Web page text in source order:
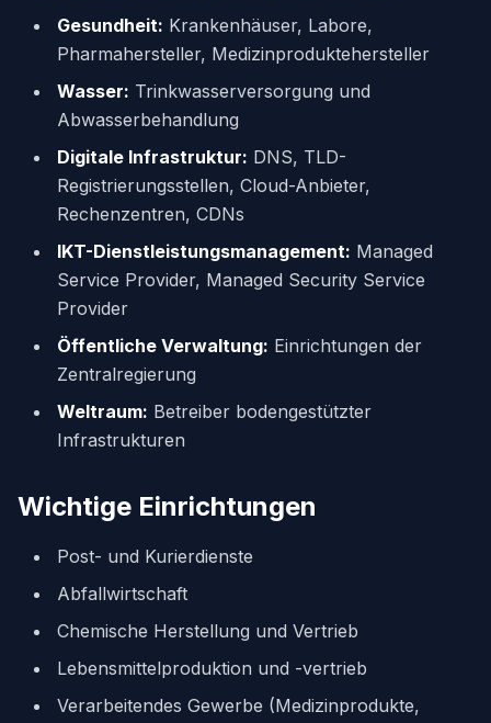
Gesundheit: Krankenhäuser, Labore,
Pharmahersteller, Medizinproduktehersteller
Wasser: Trinkwasserversorgung und
Abwasserbehandlung
Digitale Infrastruktur: DNS, TLD-
Registrierungsstellen, Cloud-Anbieter,
Rechenzentren, CDNs
IKT-Dienstleistungsmanagement: Managed
Service Provider, Managed Security Service
Provider
Öffentliche Verwaltung: Einrichtungen der
Zentralregierung
Weltraum: Betreiber bodengestützter
Infrastrukturen
Wichtige Einrichtungen
Post- und Kurierdienste
Abfallwirtschaft
Chemische Herstellung und Vertrieb
Lebensmittelproduktion und -vertrieb
Verarbeitendes Gewerbe (Medizinprodukte,